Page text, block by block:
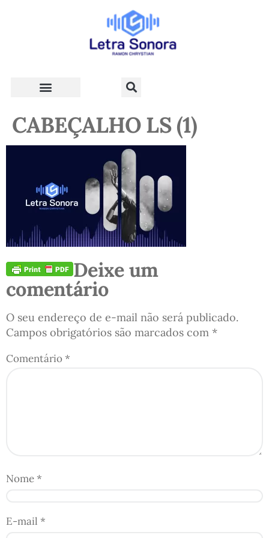
CABEÇALHO LS (1)
Deixe um
comentário
O seu endereço de e-mail não será publicado.
Campos obrigatórios são marcados com *
Comentário*
Nome*
E-mail *